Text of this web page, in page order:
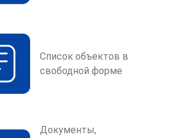
Список объектов в
свободной форме
Документы,